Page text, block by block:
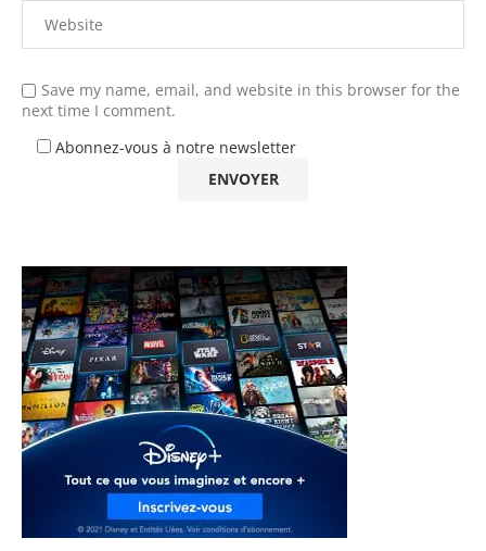
Save my name, email, and website in this browser for the
next time I comment.
Abonnez-vous à notre newsletter